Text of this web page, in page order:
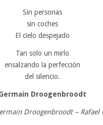
Sin personas
sin coches
El cielo despejado
Tan solo un mirlo
ensalzando la perfección
del silencio.
Droogenbroodt
Droogenbroodt – Rafael